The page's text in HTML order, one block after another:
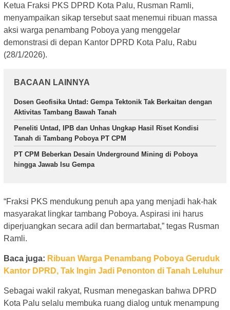
Ketua Fraksi PKS DPRD Kota Palu, Rusman Ramli,
menyampaikan sikap tersebut saat menemui ribuan massa
aksi warga penambang Poboya yang menggelar
demonstrasi di depan Kantor DPRD Kota Palu, Rabu
(28/1/2026).
BACAAN LAINNYA
Dosen Geofisika Untad: Gempa Tektonik Tak Berkaitan dengan
Aktivitas Tambang Bawah Tanah
Peneliti Untad, IPB dan Unhas Ungkap Hasil Riset Kondisi
Tanah di Tambang Poboya PT CPM
PT CPM Beberkan Desain Underground Mining di Poboya
hingga Jawab Isu Gempa
“Fraksi PKS mendukung penuh apa yang menjadi hak-hak
masyarakat lingkar tambang Poboya. Aspirasi ini harus
diperjuangkan secara adil dan bermartabat,” tegas Rusman
Ramli.
Baca juga: Ribuan Warga Penambang Poboya Geruduk
Kantor DPRD, Tak Ingin Jadi Penonton di Tanah Leluhur
Sebagai wakil rakyat, Rusman menegaskan bahwa DPRD
Kota Palu selalu membuka ruang dialog untuk menampung